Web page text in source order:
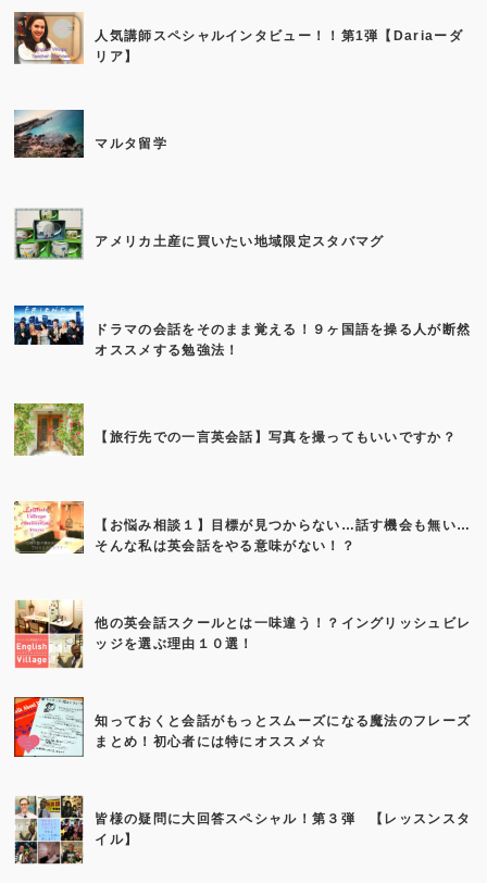
人気講師スペシャルインタビュー！！第1弾【Dariaーダ
リア】
マルタ留学
アメリカ土産に買いたい地域限定スタバマグ
ドラマの会話をそのまま覚える！９ヶ国語を操る人が断然
オススメする勉強法！
【旅行先での一言英会話】写真を撮ってもいいですか？
【お悩み相談１】目標が見つからない…話す機会も無い…
そんな私は英会話をやる意味がない！？
他の英会話スクールとは一味違う！？イングリッシュビレ
ッジを選ぶ理由１０選！
知っておくと会話がもっとスムーズになる魔法のフレーズ
まとめ！初心者には特にオススメ☆
皆様の疑問に大回答スペシャル！第３弾 【レッスンスタ
イル】